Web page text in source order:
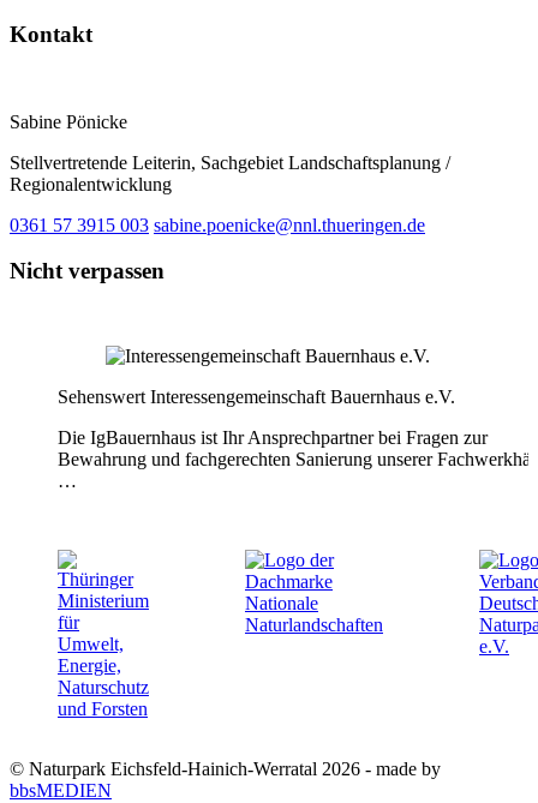
Kontakt
Sabine Pönicke
Stellvertretende Leiterin, Sachgebiet Landschaftsplanung /
Regionalentwicklung
0361 57 3915 003 sabine.poenicke@nnl.thueringen.de
Nicht verpassen
Sehenswert Interessengemeinschaft Bauernhaus e.V.
Die IgBauernhaus ist Ihr Ansprechpartner bei Fragen zur
Bewahrung und fachgerechten Sanierung unserer
…
© Naturpark Eichsfeld-Hainich-Werratal 2026 - made by
bbsMEDIEN